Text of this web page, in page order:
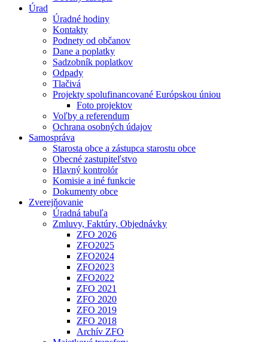
Úrad
Úradné hodiny
Kontakty
Podnety od občanov
Dane a poplatky
Sadzobník poplatkov
Odpady
Tlačivá
Projekty spolufinancované Európskou úniou
Foto projektov
Voľby a referendum
Ochrana osobných údajov
Samospráva
Starosta obce a zástupca starostu obce
Obecné zastupiteľstvo
Hlavný kontrolór
Komisie a iné funkcie
Dokumenty obce
Zverejňovanie
Úradná tabuľa
Zmluvy, Faktúry, Objednávky
ZFO 2026
ZFO2025
ZFO2024
ZFO2023
ZFO2022
ZFO 2021
ZFO 2020
ZFO 2019
ZFO 2018
Archív ZFO